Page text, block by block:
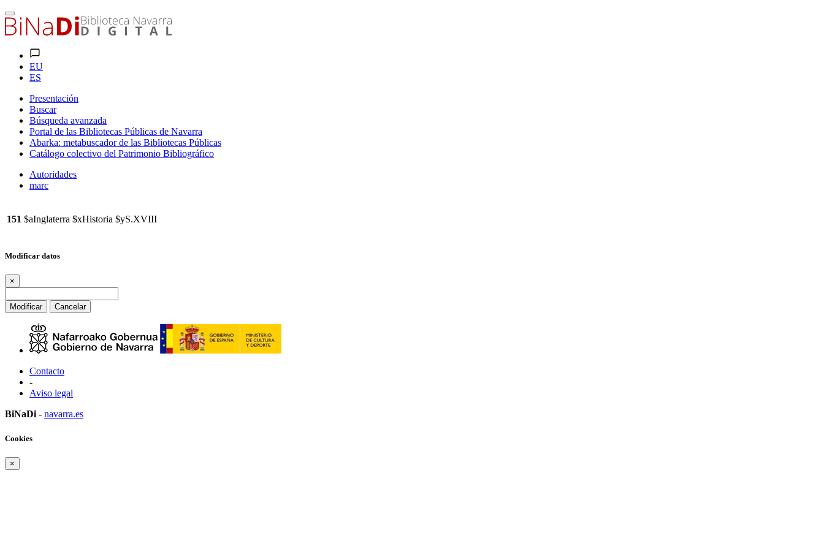
EU
ES
Presentación
Buscar
Búsqueda avanzada
Portal de las Bibliotecas Públicas de Navarra
Abarka: metabuscador de las Bibliotecas Públicas
Catálogo colectivo del Patrimonio Bibliográfico
Autoridades
marc
151 $aInglaterra $xHistoria $yS.XVIII
Modificar datos
×
Modificar Cancelar
Contacto
-
Aviso legal
BiNaDi - navarra.es
Cookies
×